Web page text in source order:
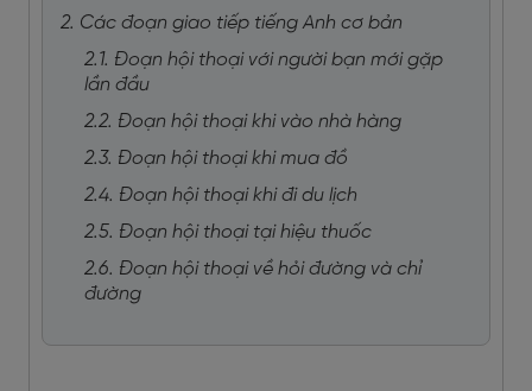
2. Các đoạn giao tiếp tiếng Anh cơ bản
2.1. Đoạn hội thoại với người bạn mới gặp
lần đầu
2.2. Đoạn hội thoại khi vào nhà hàng
2.3. Đoạn hội thoại khi mua đồ
2.4. Đoạn hội thoại khi đi du lịch
2.5. Đoạn hội thoại tại hiệu thuốc
2.6. Đoạn hội thoại về hỏi đường và chỉ
đường